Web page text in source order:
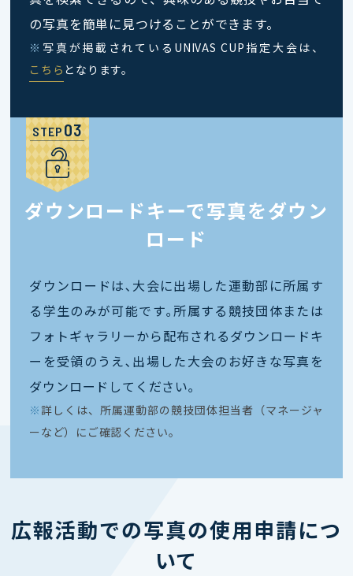
の写真を簡単に見つけることができます。
※ 写真が掲載されているUNIVAS CUP指定大会は、
こちら となります。
STEP
ダウンロードキーで写真をダウン
ロード
ダウンロードは､大会に出場した運動部に所属す
る学生のみが可能です｡所属する競技団体または
フォトギャラリーから配布されるダウンロードキ
ーを受領のうえ､出場した大会のお好きな写真を
ダウンロードしてください｡
※ 詳しくは、所属運動部の競技団体担当者（マネージャ
ーなど）にご確認ください。
広報活動での写真の使用申請につ
いて